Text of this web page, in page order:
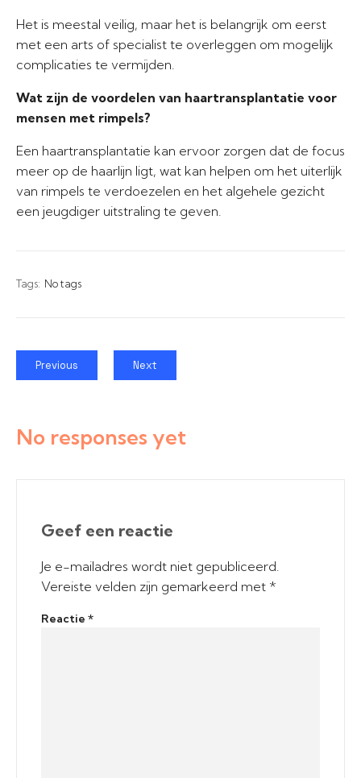
Het is meestal veilig, maar het is belangrijk om eerst
met een arts of specialist te overleggen om mogelijk
complicaties te vermijden.
Wat zijn de voordelen van haartransplantatie voor
mensen met rimpels?
Een haartransplantatie kan ervoor zorgen dat de focus
meer op de haarlijn ligt, wat kan helpen om het uiterlijk
van rimpels te verdoezelen en het algehele gezicht
een jeugdiger uitstraling te geven.
Tags: No tags
Previous Next
No responses yet
Geef een reactie
Je e-mailadres wordt niet gepubliceerd.
Vereiste velden zijn gemarkeerd met *
Reactie *